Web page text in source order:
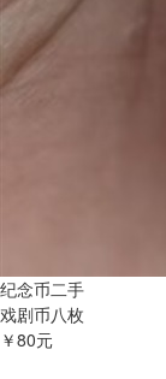
纪念币二手
戏剧币八枚
￥80元